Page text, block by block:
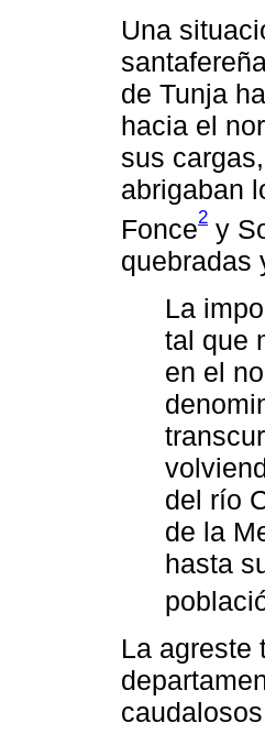
Una
de Tunja
hacia el
sus
abrigaban
Fonce2 y
quebradas
La
tal que
en el
del río
de la
hasta
La agreste